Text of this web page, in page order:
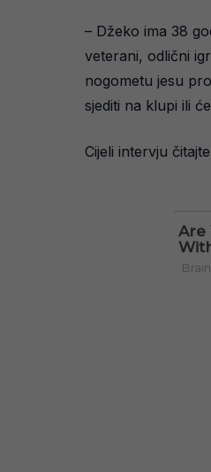
– Džeko ima 38
veterani, odlični
nogometu jesu
sjediti na klupi ili
Cijeli intervju čitajte